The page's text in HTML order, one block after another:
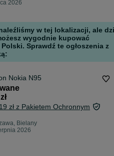
2026
w tej lokalizacji, ale
wygodnie kupować
Sprawdź te ogłoszenia z
Nokia N95
zł z Pakietem Ochronnym
Bielany
2026